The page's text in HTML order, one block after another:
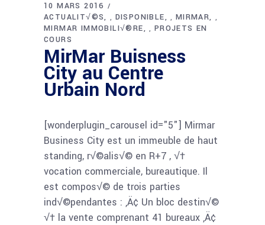
10 MARS 2016
ACTUALIT√©S
, DISPONIBLE , MIRMAR ,
MIRMAR IMMOBILI√®RE , PROJETS EN
COURS
MirMar Buisness
City au Centre
Urbain Nord
[wonderplugin_carousel id="5"] Mirmar
Business City est un immeuble de haut
standing, r√©alis√© en R+7 , √†
vocation commerciale, bureautique. Il
est compos√© de trois parties
ind√©pendantes : ‚Ä¢ Un bloc destin√©
√† la vente comprenant 41 bureaux ‚Ä¢